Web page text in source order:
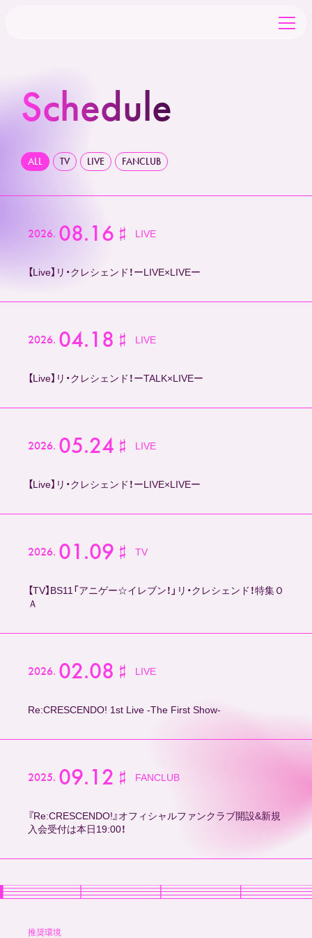
TOP
CHARACTER
CAST&STAFF
DISCOGRAPHY
Schedule
ALL TV LIVE FANCLUB
2026. 08.16 LIVE
【Live】リ・クレシェンド！ーLIVE×LIVEー
2026. 04.18 LIVE
【Live】リ・クレシェンド！ーTALK×LIVEー
2026. 05.24 LIVE
【Live】リ・クレシェンド！ーLIVE×LIVEー
2026. 01.09 TV
【TV】BS11「アニゲー☆イレブン！」リ・クレシェンド！特集Ｏ
Ａ
2026. 02.08 LIVE
Re:CRESCENDO! 1st Live -The First Show-
2025. 09.12 FANCLUB
『Re:CRESCENDO!』オフィシャルファンクラブ開設&新規
入会受付は本日19:00！
推奨環境